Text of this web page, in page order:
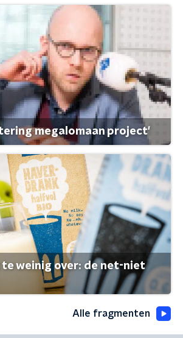
megalomaan project'
weinig over: de net-niet
Alle fragmenten